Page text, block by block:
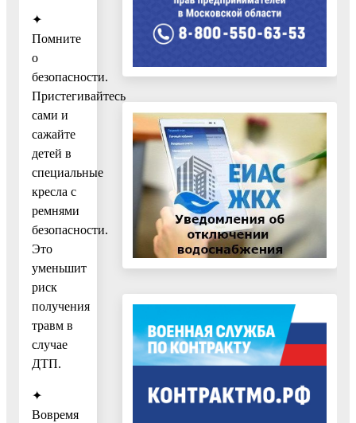
✦
Помните
о
безопасности.
Пристегивайтесь
сами и
сажайте
детей в
специальные
кресла с
ремнями
безопасности.
Это
уменьшит
риск
получения
травм в
случае
ДТП.
✦
Вовремя